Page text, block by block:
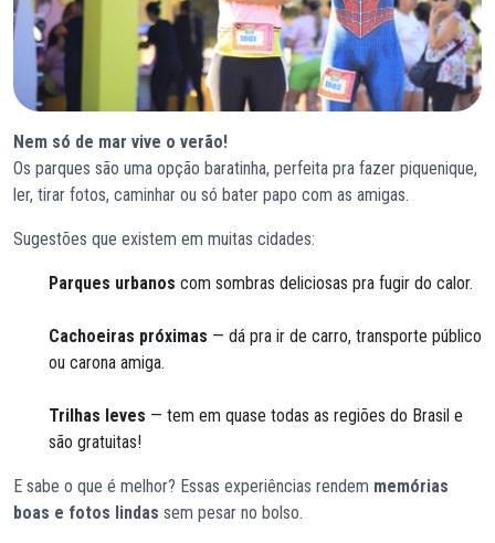
Nem só de mar vive o verão!
Os parques são uma opção baratinha, perfeita pra fazer piquenique,
ler, tirar fotos, caminhar ou só bater papo com as amigas.
Sugestões que existem em muitas cidades:
Parques urbanos com sombras deliciosas pra fugir do calor.
Cachoeiras próximas — dá pra ir de carro, transporte público
ou carona amiga.
Trilhas leves — tem em quase todas as regiões do Brasil e
são gratuitas!
E sabe o que é melhor? Essas experiências rendem memórias
boas e fotos lindas sem pesar no bolso.